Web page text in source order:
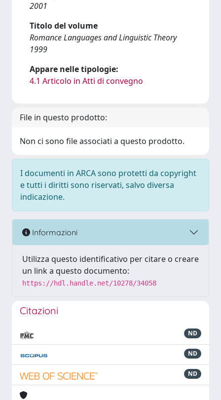
2001
Titolo del volume
Romance Languages and Linguistic Theory
1999
Appare nelle tipologie:
4.1 Articolo in Atti di convegno
File in questo prodotto:
Non ci sono file associati a questo prodotto.
I documenti in ARCA sono protetti da copyright
e tutti i diritti sono riservati, salvo diversa
indicazione.
Informazioni
Utilizza questo identificativo per citare o creare
un link a questo documento:
https://hdl.handle.net/10278/34058
Citazioni
ND
ND
ND